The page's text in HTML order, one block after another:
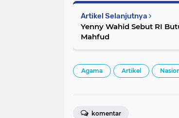
Artikel Selanjutnya
Yenny Wahid Sebut RI
Mahfud
Agama Artikel
komentar